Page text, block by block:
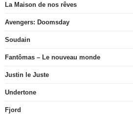
La Maison de nos rêves
Avengers: Doomsday
Soudain
Fantômas – Le nouveau monde
Justin le Juste
Undertone
Fjord